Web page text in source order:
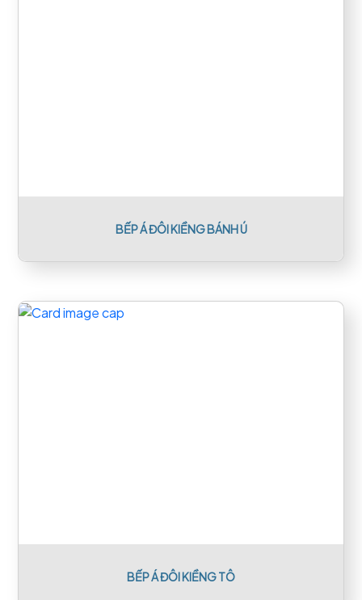
BẾP Á ĐÔI KIỀNG BÁNH Ú
BẾP Á ĐÔI KIỀNG TÔ